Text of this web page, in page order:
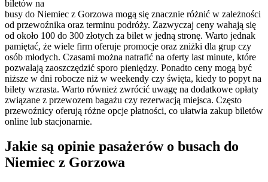
biletów na
busy do Niemiec z Gorzowa mogą się znacznie różnić w zależności
od przewoźnika oraz terminu podróży. Zazwyczaj ceny wahają się
od około 100 do 300 złotych za bilet w jedną stronę. Warto jednak
pamiętać, że wiele firm oferuje promocje oraz zniżki dla grup czy
osób młodych. Czasami można natrafić na oferty last minute, które
pozwalają zaoszczędzić sporo pieniędzy. Ponadto ceny mogą być
niższe w dni robocze niż w weekendy czy święta, kiedy to popyt na
bilety wzrasta. Warto również zwrócić uwagę na dodatkowe opłaty
związane z przewozem bagażu czy rezerwacją miejsca. Często
przewoźnicy oferują różne opcje płatności, co ułatwia zakup biletów
online lub stacjonarnie.
Jakie są opinie pasażerów o busach do
Niemiec z Gorzowa